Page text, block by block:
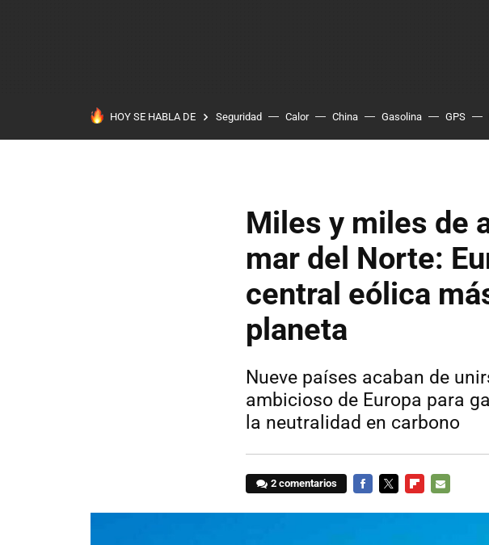
HOY SE HABLA DE Seguridad Calor China Gasolina GPS
Miles y miles de
mar del Norte:
central eólica
planeta
Nueve países acaban de
ambicioso de Europa para
la neutralidad en carbono
2 comentarios